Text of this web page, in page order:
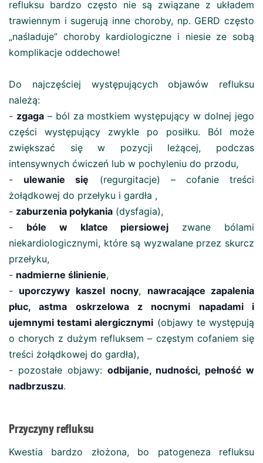
refluksu bardzo często nie są związane z układem
trawiennym i sugerują inne choroby, np. GERD często
„naśladuje” choroby kardiologiczne i niesie ze sobą
komplikacje oddechowe!
Do najczęściej występujących objawów refluksu
należą:
- zgaga– ból za mostkiem występujący w dolnej jego
części występujący zwykle po posiłku. Ból może
zwiększać się w pozycji leżącej, podczas
intensywnych ćwiczeń lub w pochyleniu do przodu,
- ulewanie się (regurgitacje) – cofanie treści
żołądkowej do przełyku i gardła ,
- zaburzenia połykania (dysfagia),
- bóle w klatce piersiowej zwane bólami
niekardiologicznymi, które są wyzwalane przez skurcz
przełyku,
- nadmierne ślinienie,
- uporczywy kaszel nocny, nawracające zapalenia
płuc, astma oskrzelowa z nocnymi napadami i
ujemnymi testami alergicznymi (objawy te występują
o chorych z dużym refluksem – częstym cofaniem się
treści żołądkowej do gardła),
- pozostałe objawy: odbijanie, nudności, pełność w
nadbrzuszu.
Przyczyny refluksu
Kwestia bardzo złożona, bo patogeneza refluksu